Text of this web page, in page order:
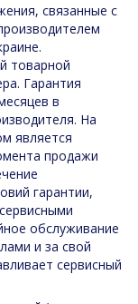
связанные с
товарной
Гарантия
в
На
является
продажи
гарантии,
обслуживание
и за свой
сервисный